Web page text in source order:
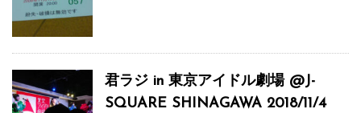
君ラジ in 東京アイドル劇場 @J-
SQUARE SHINAGAWA 2018/11/4